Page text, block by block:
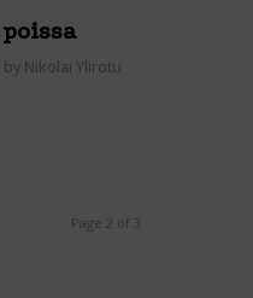
by Nikolai Ylirotu
Page 2 of 3